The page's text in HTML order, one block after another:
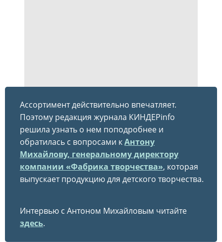
Ассортимент действительно впечатляет.
Поэтому редакция журнала КИНДЕРinfo
решила узнать о нем поподробнее и
обратилась с вопросами кАнтону
Михайлову, генеральному директору
компании «Фабрика творчества», которая
выпускает продукцию для детского творчества.
Интервью с Антоном Михайловым читайте
здесь.